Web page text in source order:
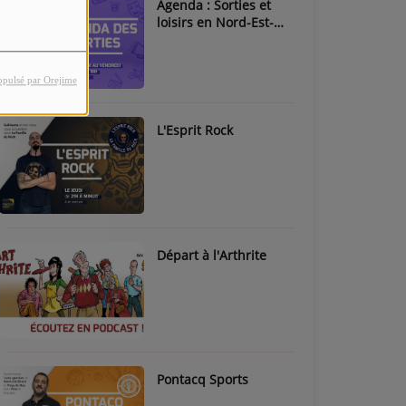
par Orejime
Agenda : Sorties et
loisirs en Nord-Est-
L'Esprit Rock
Départ à l'Arthrite
Pontacq Sports